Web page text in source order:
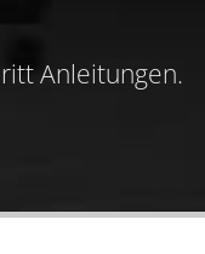
Anleitungen.